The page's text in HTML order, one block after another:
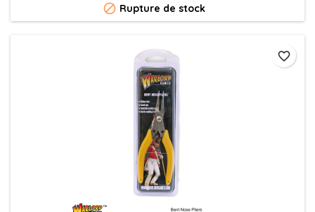
 Rupture de stock
favorite_border